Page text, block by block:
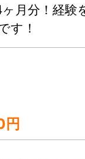
月分！経験
す！
円